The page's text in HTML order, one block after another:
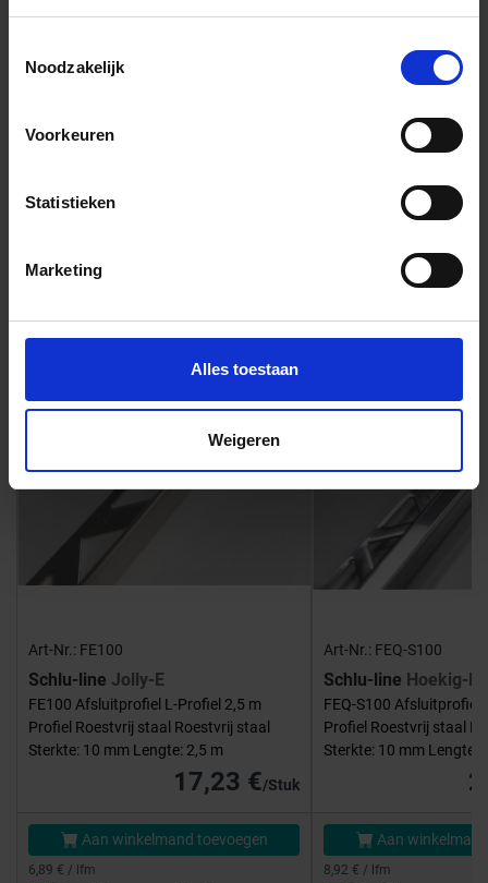
Noodzakelijk
Voorkeuren
Statistieken
Marketing
Alles toestaan
Weigeren
Bijpassende afwerklijsten en hoeken
Art-Nr.: FE100
Schlu-line Jolly-E
FE100 Afsluitprofiel L-Profiel 2,5 m
Profiel Roestvrij staal Roestvrij staal
Sterkte: 10 mm Lengte: 2,5 m
17,23 €/Stuk
Aan winkelmand toevoegen
6,89 € / lfm
Art-Nr.: FEQ-S100
Schlu-line Hoekig-E
FEQ-S100 Afsluitprofiel
Profiel Roestvrij staal
Sterkte: 10 mm Lengte:
Aan
8,92 € / lfm